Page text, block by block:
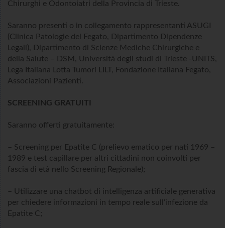
Chirurghi e Odontoiatri della Provincia di Trieste.
Saranno presenti o in collegamento rappresentanti ASUGI
(Clinica Patologie del Fegato, Dipartimento Dipendenze
Legali), Dipartimento di Scienze Mediche Chirurgiche e
della Salute – DSM, Università degli studi di Trieste -UNITS,
Lega Italiana Lotta Tumori LILT, Fondazione Italiana Fegato,
Associazioni Pazienti.
SCREENING GRATUITI
Saranno offerti gratuitamente:
– Screening per Epatite C (prelievo ematico per nati 1969 –
1989 e test capillare per altri cittadini non coinvolti per
fascia di età nello Screening Regionale);
– Utilizzare una chatbot di intelligenza artificiale generativa
per chiedere informazioni in tempo reale sull’infezione da
Epatite C;